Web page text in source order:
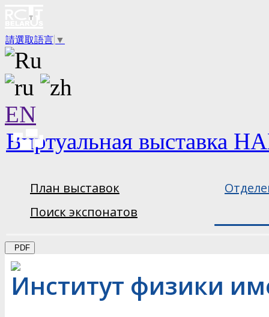
請選取語言 ▼
EN
Виртуальная выставка
План выставок
Поиск экспонатов
PDF
Институт физики